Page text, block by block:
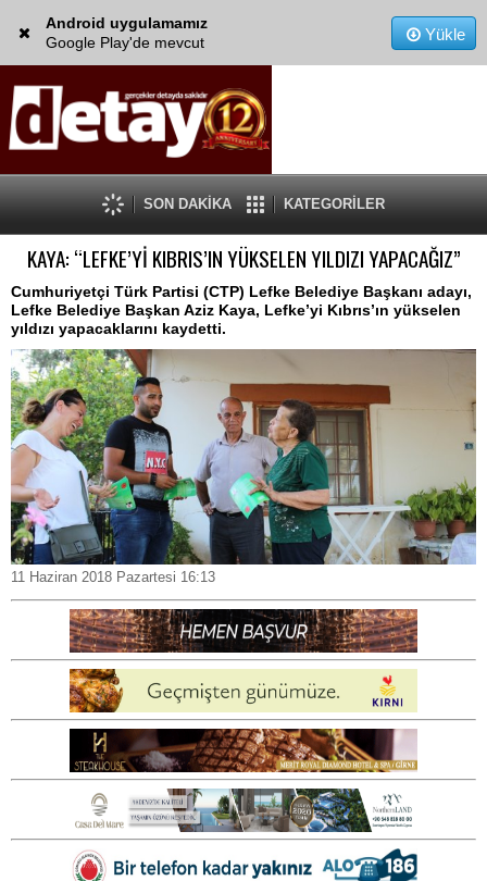
Android uygulamamız
Google Play'de mevcut
Yükle
SON DAKİKA KATEGORİLER
KAYA: “LEFKE’Yİ KIBRIS’IN YÜKSELEN YILDIZI YAPACAĞIZ”
Cumhuriyetçi Türk Partisi (CTP) Lefke Belediye Başkanı adayı,
Lefke Belediye Başkan Aziz Kaya, Lefke’yi Kıbrıs’ın yükselen
yıldızı yapacaklarını kaydetti.
11 Haziran 2018 Pazartesi 16:13